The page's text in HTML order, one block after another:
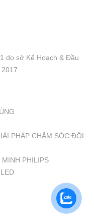
do sở Kể Hoạch & Đầu
PHÁP CHĂM SÓC ĐÔI
PHILIPS